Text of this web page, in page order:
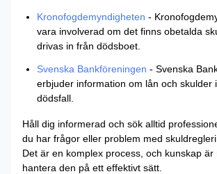
Kronofogdemyndigheten -
vara involverad om det finns obetalda
drivas in från dödsboet.
Svenska Bankföreningen - Svenska
erbjuder information om lån och skulder
dödsfall.
Håll dig informerad och sök alltid
du har frågor eller problem med
Det är en komplex process, och kunskap är
hantera den på ett effektivt sätt.